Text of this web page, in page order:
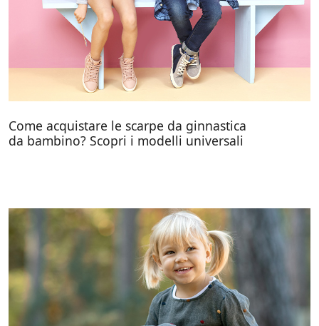
Come acquistare le scarpe da ginnastica
da bambino? Scopri i modelli universali